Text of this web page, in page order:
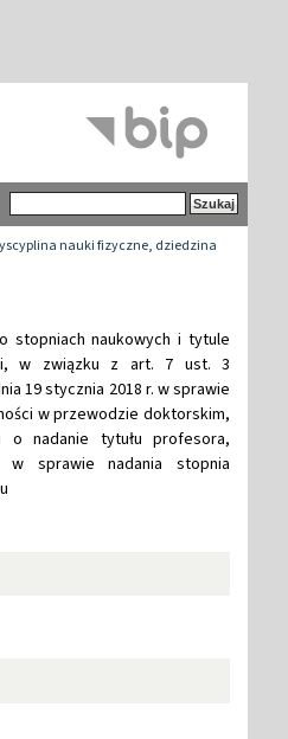
nauki fizyczne, dziedzina
stopniach naukowych i tytule
w związku z art. 7 ust. 3
19 stycznia 2018 r. w sprawie
w przewodzie doktorskim,
o nadanie tytułu profesora,
w sprawie nadania stopnia